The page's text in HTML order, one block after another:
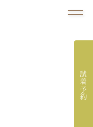
試着予約